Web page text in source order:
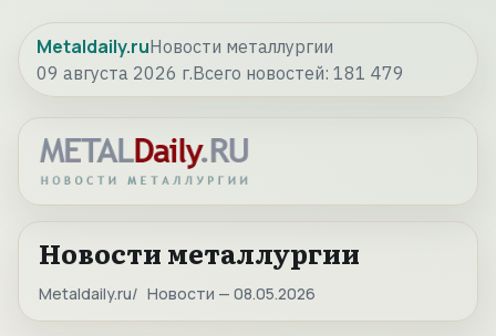
Metaldaily.ruНовости металлургии
09 августа 2026 г.Всего новостей: 181 479
Новости металлургии
Metaldaily.ru Новости — 08.05.2026